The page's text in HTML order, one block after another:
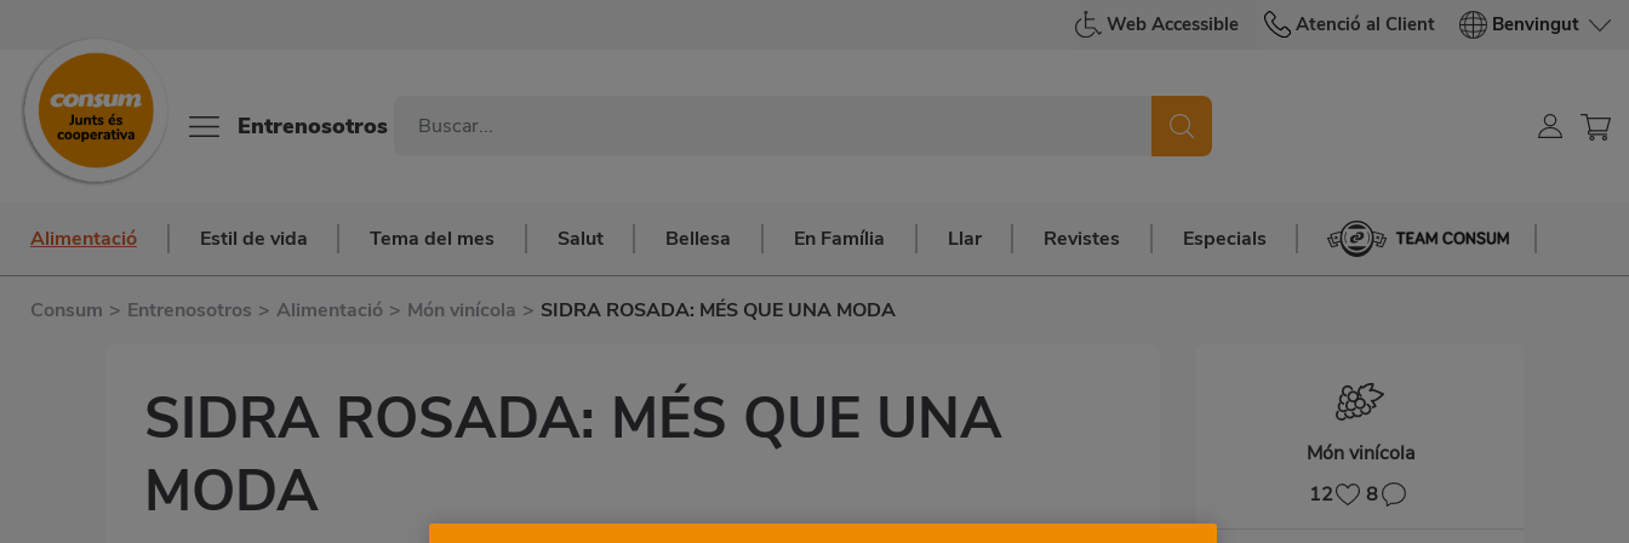
Web Accessible Atenció al Client Benvingut
Entrenosotros
Alimentació Estil de vida Tema del mes Salut Bellesa En Família Llar Revistes Especials Team Consum
Consum > Entrenosotros > Alimentació > Món vinícola > SIDRA ROSADA: MÉS QUE UNA MODA
Món vinícola
12
8
SIDRA ROSADA: MÉS QUE UNA
MODA